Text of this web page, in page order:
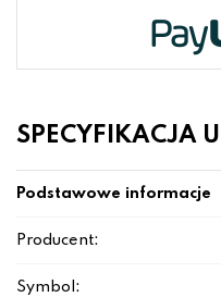
SPECYFIKACJA
Podstawowe informacje
Producent:
Symbol: